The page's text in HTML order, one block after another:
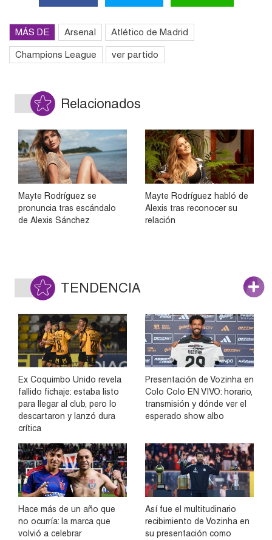
MÁS DE Arsenal Atlético de Madrid
Champions League ver partido
Relacionados
Mayte Rodríguez se
pronuncia tras escándalo
de Alexis Sánchez
Mayte Rodríguez habló de
Alexis tras reconocer su
relación
TENDENCIA
Ex Coquimbo Unido revela
fallido fichaje: estaba listo
para llegar al club, pero lo
descartaron y lanzó dura
crítica
Presentación de Vozinha en
Colo Colo EN VIVO: horario,
transmisión y dónde ver el
esperado show albo
Hace más de un año que
no ocurría: la marca que
volvió a celebrar
Así fue el multitudinario
recibimiento de Vozinha en
su presentación como